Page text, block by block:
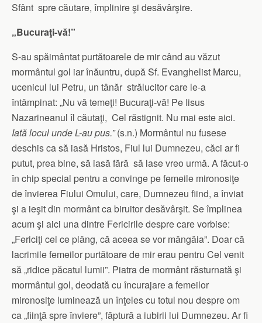
Sfânt spre căutare, împlinire şi desăvârşire.
„Bucuraţi-vă!”
S-au spăimântat purtătoarele de mir când au văzut
mormântul gol iar înăuntru, după Sf. Evanghelist Marcu,
ucenicul lui Petru, un tânăr strălucitor care le-a
întâmpinat: „Nu vă temeţi! Bucuraţi-vă! Pe Iisus
Nazarineanul îl căutaţi, Cel răstignit. Nu mai este aici.
Iată locul unde L-au pus.”(s.n.) Mormântul nu fusese
deschis ca să iasă Hristos, Fiul lui Dumnezeu, căci ar fi
putut, prea bine, să iasă fără să lase vreo urmă. A făcut-o
în chip special pentru a convinge pe femeile mironosiţe
de învierea Fiului Omului, care, Dumnezeu fiind, a înviat
şi a ieşit din mormânt ca biruitor desăvârşit. Se împlinea
acum şi aici una dintre Fericirile despre care vorbise:
„Fericiţi cei ce plâng, că aceea se vor mângâia”. Doar că
lacrimile femeilor purtătoare de mir erau pentru Cel venit
să „ridice păcatul lumii”. Piatra de mormânt răsturnată şi
mormântul gol, deodată cu încurajare a femeilor
mironosiţe luminează un înţeles cu totul nou despre om
ca „fiinţă spre înviere”, făptură a iubirii lui Dumnezeu. Ar fi